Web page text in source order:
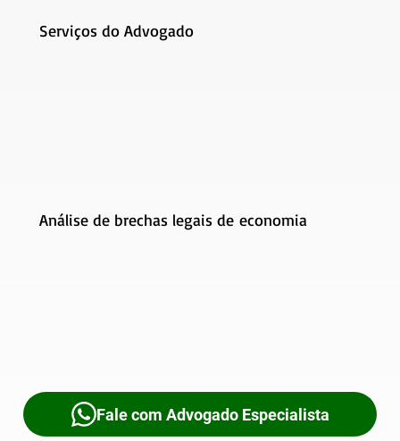
Serviços do Advogado
Análise de brechas legais de economia
Fale com Advogado Especialista